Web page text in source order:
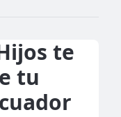
te
tu